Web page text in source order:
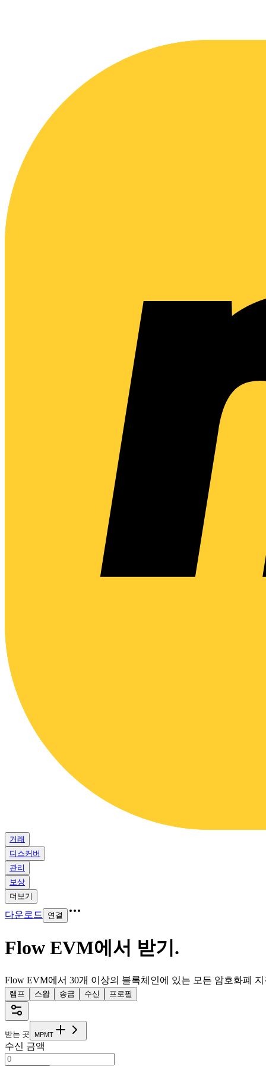
거래
디스커버
관리
보상
더보기
다운로드 연결
Flow EVM에서 받기.
Flow EVM에서 30개 이상의 블록체인에 있는 모든 암호화폐
램프 스왑 송금 수신 프로필
받는 곳 MPMT
수신 금액